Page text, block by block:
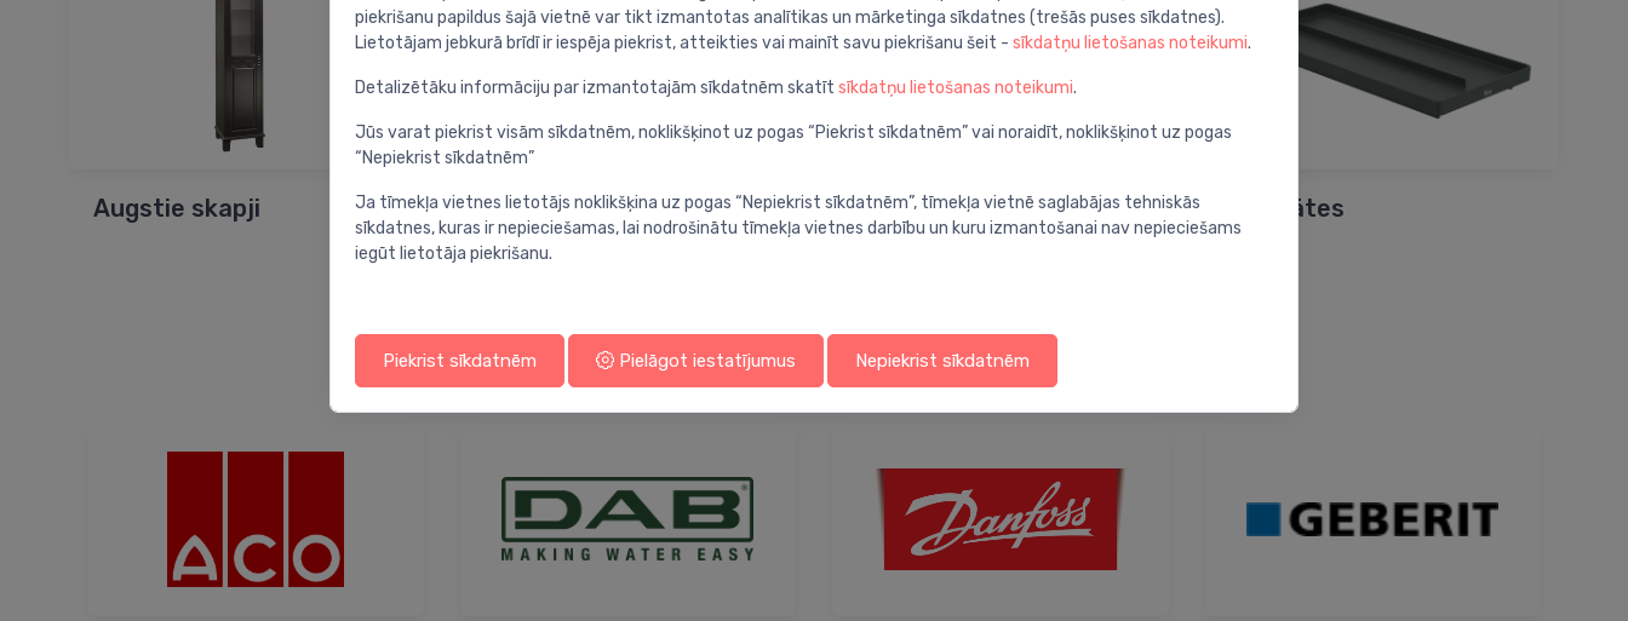
Augstie skapji Bidē maisītāji
Piederumu trauki un
kastes
Paplātes
Iepērcies pēc ražotāja
piekrišanu papildus šajā vietnē var tikt izmantotas analītikas un mārketinga sīkdatnes (trešās puses sīkdatnes).
Lietotājam jebkurā brīdī ir iespēja piekrist, atteikties vai mainīt savu piekrišanu šeit - sīkdatņu lietošanas noteikumi.
Detalizētāku informāciju par izmantotajām sīkdatnēm skatīt sīkdatņu lietošanas noteikumi.
Jūs varat piekrist visām sīkdatnēm, noklikšķinot uz pogas “Piekrist sīkdatnēm” vai noraidīt, noklikšķinot uz pogas
“Nepiekrist sīkdatnēm”
Ja tīmekļa vietnes lietotājs noklikšķina uz pogas “Nepiekrist sīkdatnēm”, tīmekļa vietnē saglabājas tehniskās
sīkdatnes, kuras ir nepieciešamas, lai nodrošinātu tīmekļa vietnes darbību un kuru izmantošanai nav nepieciešams
iegūt lietotāja piekrišanu.
Piekrist sīkdatnēm Pielāgot iestatījumus Nepiekrist sīkdatnēm